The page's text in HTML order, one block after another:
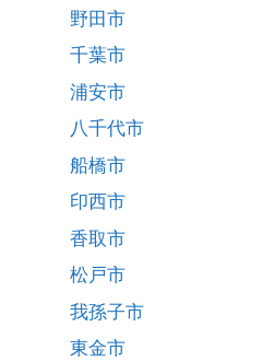
野田市
千葉市
浦安市
八千代市
船橋市
印西市
香取市
松戸市
我孫子市
東金市